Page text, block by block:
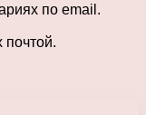
по email.
почтой.